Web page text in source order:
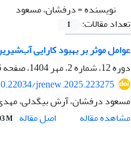
نویسنده =درفشان، مسعود
تعداد مقالات:
1
عوامل موثر بر بهبود کارایی
دوره 12، شماره 2، مهر 1404، صفحه
jrenew.2025.223275
مسعود درفشان، آرش بیگدلی، مهدی
مشاهده مقاله
اصل مقاله M